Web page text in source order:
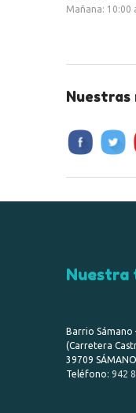
Mañana: 10:00
Nuestras
Nuestra
Barrio Sámano
(Carretera
39709
Teléfono: 942